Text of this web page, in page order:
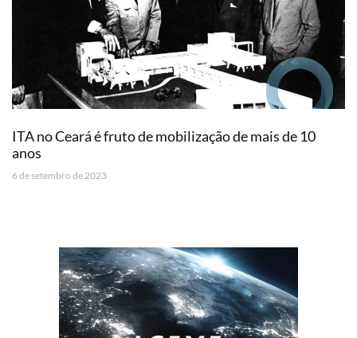
ITA no Ceará é fruto de mobilização de mais de 10
anos
6 de setembro de 2023